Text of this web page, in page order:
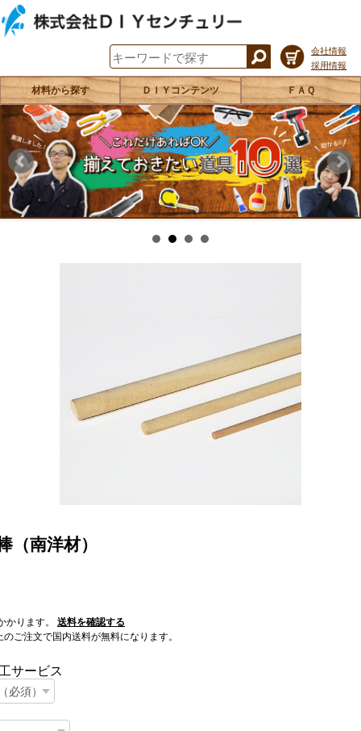
会社情報
採用情報
材料から探す ＤＩＹコンテンツ ＦＡＱ
（南洋材）
ります。
送料を確認する
ご注文で国内送料が無料になります。
サービス